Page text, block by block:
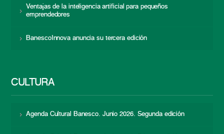
Ventajas de la inteligencia artificial para pequeños
emprendedores
BanescoInnova anuncia su tercera edición
CULTURA
Agenda Cultural Banesco. Junio 2026. Segunda edición